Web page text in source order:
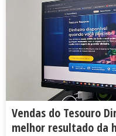
Vendas do Tesouro
melhor resultado da